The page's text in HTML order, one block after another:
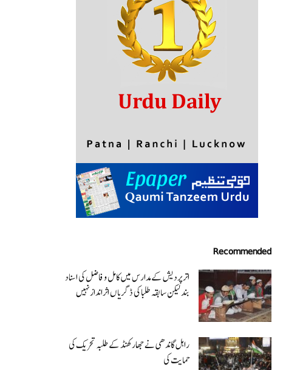
Recommended
اتر پردیش کےمدارس میں کامل و فاضل کی اسناد
بند لیکن سابقہ طلبا کی ڈگریا ں اثرانداز نہیں
راہل گاندھی نے جھارکھنڈ کے طلبہ تحریک کی
حمایت کی